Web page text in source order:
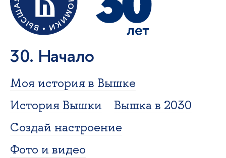
30. Начало
Моя история в Вышке
История Вышки
Вышка в 2030
Создай настроение
Фото и видео